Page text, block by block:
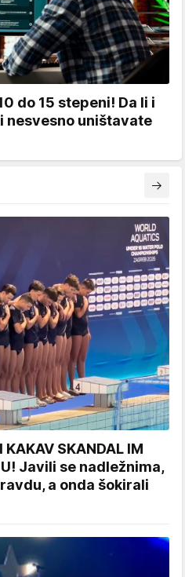
do 15 stepeni! Da li i
nesvesno uništavate
KAKAV SKANDAL IM
Javili se nadležnima,
a onda šokirali